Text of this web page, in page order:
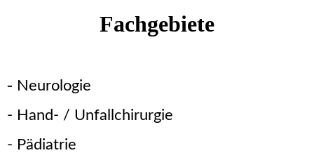
Fachgebiete
- Neurologie
- Hand- / Unfallchirurgie
- Pädiatrie